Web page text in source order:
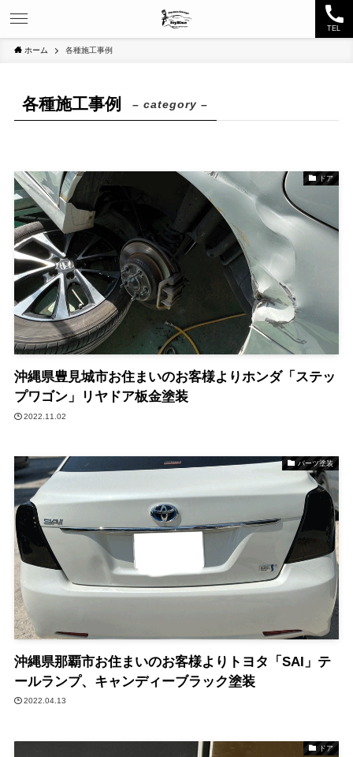
TEL
ホーム 各種施工事例
各種施工事例 – category –
ドア
沖縄県豊見城市お住まいのお客様よりホンダ「ステッ
プワゴン」リヤドア板金塗装
2022.11.02
パーツ塗装
沖縄県那覇市お住まいのお客様よりトヨタ「SAI」テ
ールランプ、キャンディーブラック塗装
2022.04.13
ドア